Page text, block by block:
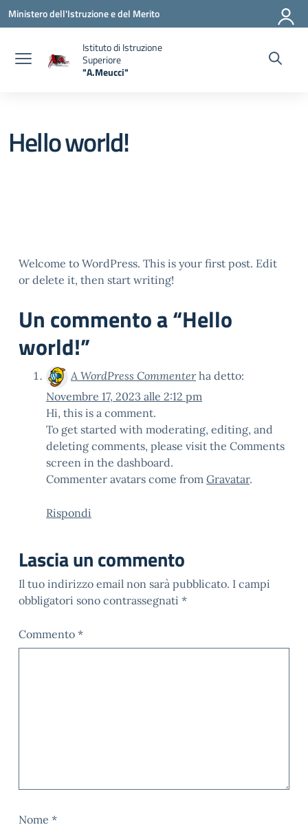
Vai ai contenuti
Vai al menu di navigazione
Vai al footer
Ministero dell'Istruzione e del Merito
Istituto di Istruzione
Superiore
"A.Meucci"
Hello world!
Welcome to WordPress. This is your first post. Edit
or delete it, then start writing!
Un commento a “Hello
world!”
A WordPress Commenter ha detto:
Novembre 17, 2023 alle 2:12 pm
Hi, this is a comment.
To get started with moderating, editing, and
deleting comments, please visit the Comments
screen in the dashboard.
Commenter avatars come from Gravatar.
Rispondi
Lascia un commento
Il tuo indirizzo email non sarà pubblicato. I campi
obbligatori sono contrassegnati *
Commento *
Nome *